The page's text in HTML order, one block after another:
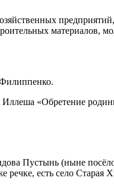
материалов,
Иллеша «Обретение
Пустынь (ныне
есть село Старая